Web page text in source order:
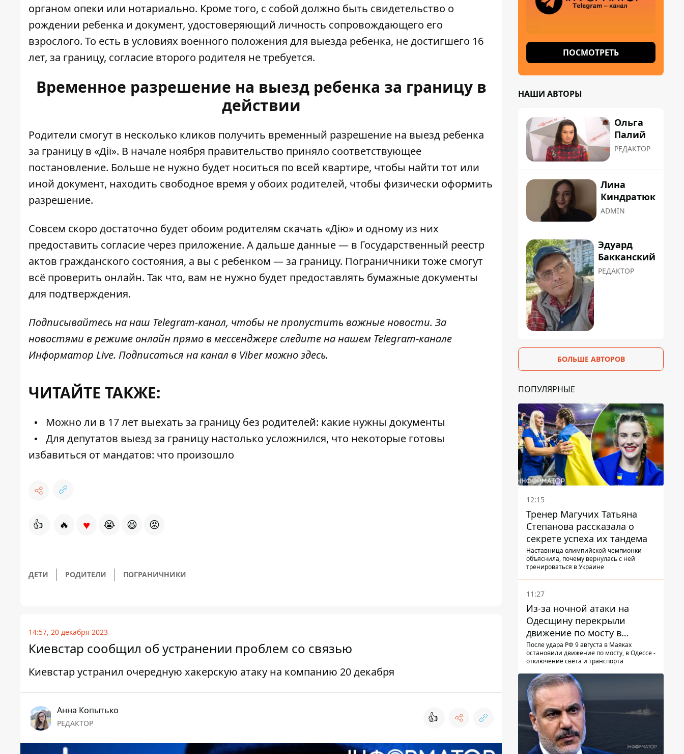
органом опеки или нотариально. Кроме того, с собой должно быть свидетельство о
рождении ребенка и документ, удостоверяющий личность сопровождающего его
взрослого. То есть в условиях военного положения для выезда ребенка, не достигшего 16
лет, за границу, согласие второго родителя не требуется.
Временное разрешение на выезд ребенка за границу в
действии
Родители смогут в несколько кликов получить временный разрешение на выезд ребенка
за границу в «Дії». В начале ноября правительство приняло соответствующее
постановление. Больше не нужно будет носиться по всей квартире, чтобы найти тот или
иной документ, находить свободное время у обоих родителей, чтобы физически оформить
разрешение.
Совсем скоро достаточно будет обоим родителям скачать «Дію» и одному из них
предоставить согласие через приложение. А дальше данные — в Государственный реестр
актов гражданского состояния, а вы с ребенком — за границу. Пограничники тоже смогут
всё проверить онлайн. Так что, вам не нужно будет предоставлять бумажныедокументы
для подтверждения.
Подписывайтесь на наш Telegram-канал, чтобы не пропустить важные новости. За
новостями в режиме онлайн прямо в мессенджере следите на нашем Telegram-канале
Информатор Live. Подписаться на канал в Viber можноздесь.
ЧИТАЙТЕ ТАКЖЕ:
Можно ли в 17 лет выехать за границу без родителей: какие нужны документы
Для депутатов выезд за границу настолько усложнился, что некоторые готовы
избавиться от мандатов: что произошло
👍 🔥 ♥ 😭 😆 😡
ДЕТИ РОДИТЕЛИ ПОГРАНИЧНИКИ
14:57, 20 декабря 2023
Киевстар сообщил об устранении проблем со связью
Киевстар устранил очередную хакерскую атаку на компанию 20 декабря
Анна Копытько
РЕДАКТОР 👍
ПОСМОТРЕТЬ
НАШИ АВТОРЫ
Ольга
Палий
РЕДАКТОР
Лина
Киндратюк
ADMIN
Эдуард
Бакканский
РЕДАКТОР
БОЛЬШЕ АВТОРОВ
ПОПУЛЯРНЫЕ
12:15
Тренер Магучих Татьяна
Степанова рассказала о
секрете успеха их тандема
Наставница олимпийской чемпионки
объяснила, почему вернулась с ней
тренироваться в Украине
11:27
Из-за ночной атаки на
Одесщину перекрыли
движение по мосту в
Маяках - подробности от
ГНСУ
После удара РФ 9 августа в Маяках
остановили движение по мосту, в Одессе -
отключение света и транспорта